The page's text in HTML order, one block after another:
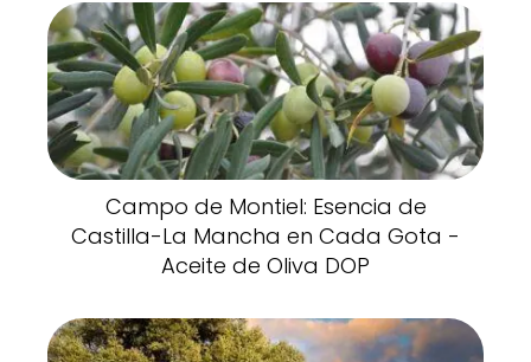
Campo de Montiel: Esencia de
Castilla-La Mancha en Cada Gota -
Aceite de Oliva DOP